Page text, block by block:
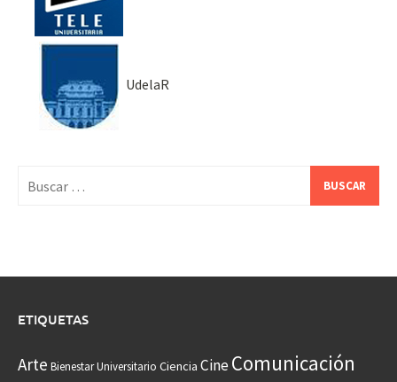
UdelaR
ETIQUETAS
Arte Bienestar Universitario Ciencia CineComunicación